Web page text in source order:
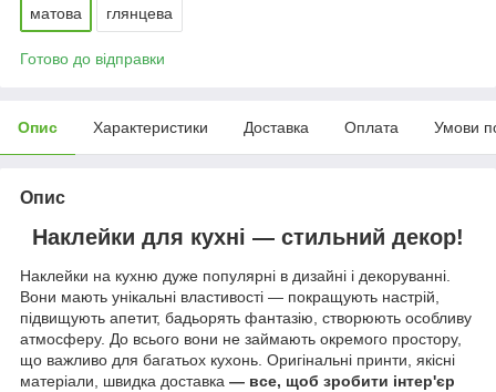
матова глянцева
Готово до відправки
Опис Характеристики Доставка Оплата Умови
Опис
Наклейки для кухні — стильний декор!
Наклейки на кухню дуже популярні в дизайні і декоруванні.
Вони мають унікальні властивості — покращують настрій,
підвищують апетит, бадьорять фантазію, створюють особливу
атмосферу. До всього вони не займають окремого простору,
що важливо для багатьох кухонь. Оригінальні принти, якісні
матеріали, швидка доставка — все, щоб зробити інтер'єр